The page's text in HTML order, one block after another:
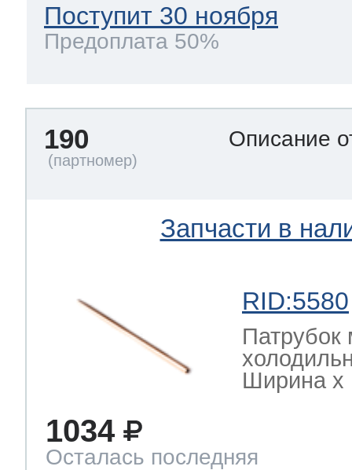
Поступит 30 ноября
Предоплата 50%
190 Описание
Запчасти в
RID:5580
Патрубок
Ширина х
1034
Осталась последняя